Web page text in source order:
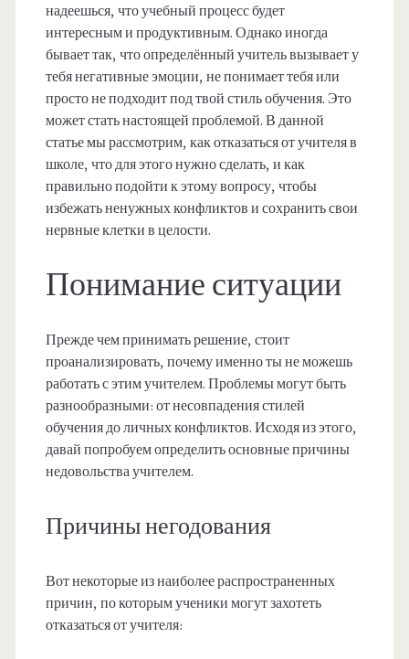
надеешься, что учебный процесс будет
интересным и продуктивным. Однако иногда
бывает так, что определённый учитель вызывает у
тебя негативные эмоции, не понимает тебя или
просто не подходит под твой стиль обучения. Это
может стать настоящей проблемой. В данной
статье мы рассмотрим, как отказаться от учителя в
школе, что для этого нужно сделать, и как
правильно подойти к этому вопросу, чтобы
избежать ненужных конфликтов и сохранить свои
нервные клетки в целости.
Понимание ситуации
Прежде чем принимать решение, стоит
проанализировать, почему именно ты не можешь
работать с этим учителем. Проблемы могут быть
разнообразными: от несовпадения стилей
обучения до личных конфликтов. Исходя из этого,
давай попробуем определить основные причины
недовольства учителем.
Причины негодования
Вот некоторые из наиболее распространенных
причин, по которым ученики могут захотеть
отказаться от учителя: